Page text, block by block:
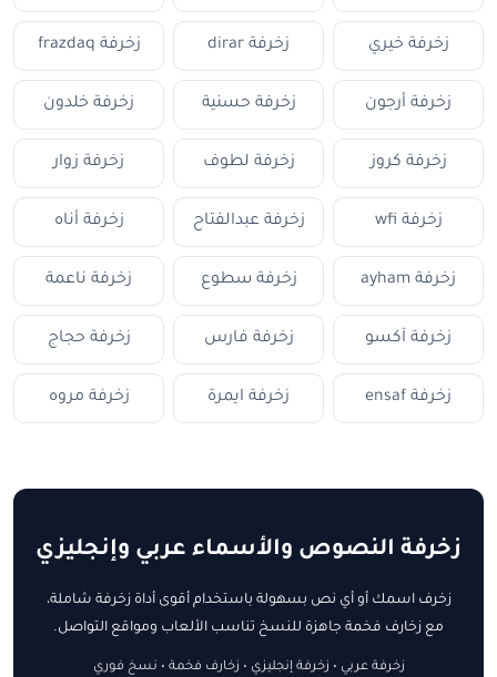
زخرفة خيري زخرفة dirar زخرفة frazdaq
زخرفة أرجون زخرفة حسنية زخرفة خلدون
زخرفة كروز زخرفة لطوف زخرفة زوار
زخرفة wfi زخرفة عبدالفتاح زخرفة أناه
زخرفة ayham زخرفة سطوع زخرفة ناعمة
زخرفة آكسو زخرفة فارس زخرفة حجاج
زخرفة ensaf زخرفة ايمرة زخرفة مروه
زخرفة النصوص والأسماء عربي وإنجليزي
زخرف اسمك أو أي نص بسهولة باستخدام أقوى أداة زخرفة شاملة،
مع زخارف فخمة جاهزة للنسخ تناسب الألعاب ومواقع التواصل.
زخرفة عربي • زخرفة إنجليزي • زخارف فخمة • نسخ فوري